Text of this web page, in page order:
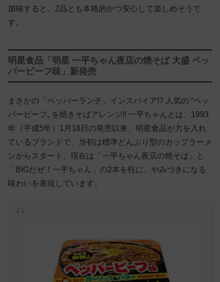
加味すると、2品とも本格的かつ安心して楽しめそうで
す。
明星食品「明星 一平ちゃん夜店の焼そば 大盛 ペッ
パービーフ味」新発売
まさかの「ペッパーランチ」インスパイア!? 人気の “ペッ
パービーフ„ を焼きそばアレンジ!! 一平ちゃんとは、1993
年（平成5年）1月18日の発売以来、明星食品が力を入れ
ているブランドで、当初は標準どんぶり型のカップラーメ
ンからスタート。現在は「一平ちゃん夜店の焼そば」と
「BIGだぜ！一平ちゃん」の2本を柱に、やみつきになる
味わいを表現しています。